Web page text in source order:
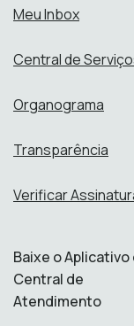
Meu Inbox
Central de
Organograma
Transparência
Verificar
Baixe o Aplicativo
Central de
Atendimento